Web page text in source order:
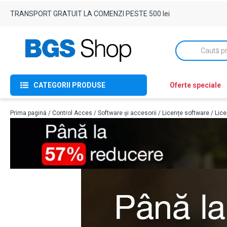
TRANSPORT GRATUIT LA COMENZI PESTE 500 lei
Products
search
CATEGORII PRODUSE Oferte speciale
Prima pagină / Control Acces / Software și accesorii / Licențe software /